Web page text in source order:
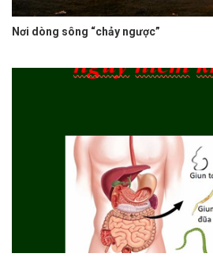
Nơi dòng sông “chảy ngược”